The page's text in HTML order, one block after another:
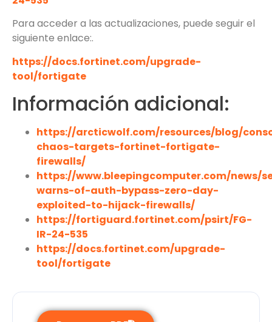
Para acceder a las actualizaciones, puede seguir el
siguiente enlace:.
https://docs.fortinet.com/upgrade-
tool/fortigate
Información adicional:
https://arcticwolf.com/resources/blog/
chaos-targets-fortinet-fortigate-
firewalls/
https://www.bleepingcomputer.com/news/
warns-of-auth-bypass-zero-day-
exploited-to-hijack-firewalls/
https://fortiguard.fortinet.com/psirt/FG-
IR-24-535
https://docs.fortinet.com/upgrade-
tool/fortigate